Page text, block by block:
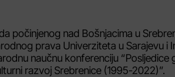
počinjenog nad Bošnjacima u
prava Univerziteta u Sarajevu i
naučnu konferenciju “Posljedice
razvoj Srebrenice (1995-2022)”.